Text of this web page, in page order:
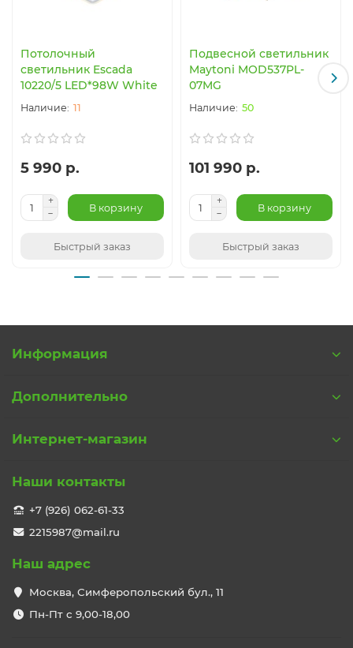
Потолочный
светильник Escada
10220/5 LED*98W White
11
5 990 р.
В корзину
Быстрый заказ
Подвесной светильник
Maytoni MOD537PL-
07MG
50
101 990 р.
В корзину
Быстрый заказ
Информация
Дополнительно
Интернет-магазин
Наши контакты
+7 (926) 062-61-33
2215987@mail.ru
Наш адрес
Москва, Симферопольский бул., 11
Пн-Пт с 9,00-18,00